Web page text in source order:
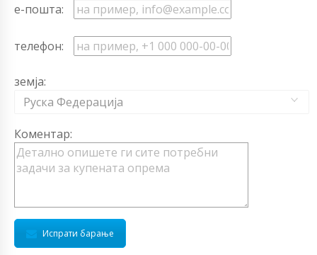
е-пошта:
телефон:
земја:
Руска Федерација
Коментар:
Испрати барање